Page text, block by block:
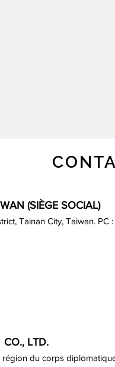
(SIÈGE SOCIAL)
Tainan City, Taiwan. PC :
CO., LTD.
région du corps